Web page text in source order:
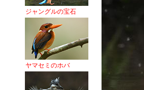
ジャングルの宝石
ヤマセミのホバ